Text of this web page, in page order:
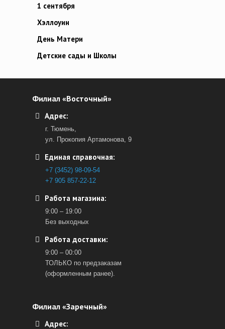
1 сентября
Хэллоуин
День Матери
Детские сады и Школы
Филиал «Восточный»
Адрес:
г. Тюмень,
ул. Прокопия Артамонова, 9
Единая справочная:
+7 (3452) 98-09-54
+7 905 857-22-12
Работа магазина:
9:00 – 19:00
Без выходных
Работа доставки:
9:00 – 00:00
ТОЛЬКО по предзаказам
(оформленным ранее).
Филиал «Заречный»
Адрес: